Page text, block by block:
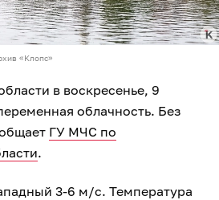
«Клопс»
в воскресенье, 9
облачность. Без
ГУ МЧС по
.
3-6 м/с. Температура